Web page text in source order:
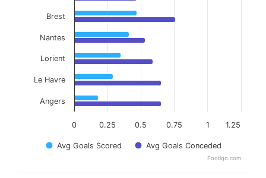
Avg Goals Scored Avg Goals Conceded
0 0.25 0.5 0.75 1 1.25
Brest
Nantes
Lorient
Le Havre
Angers
Footiqo.com